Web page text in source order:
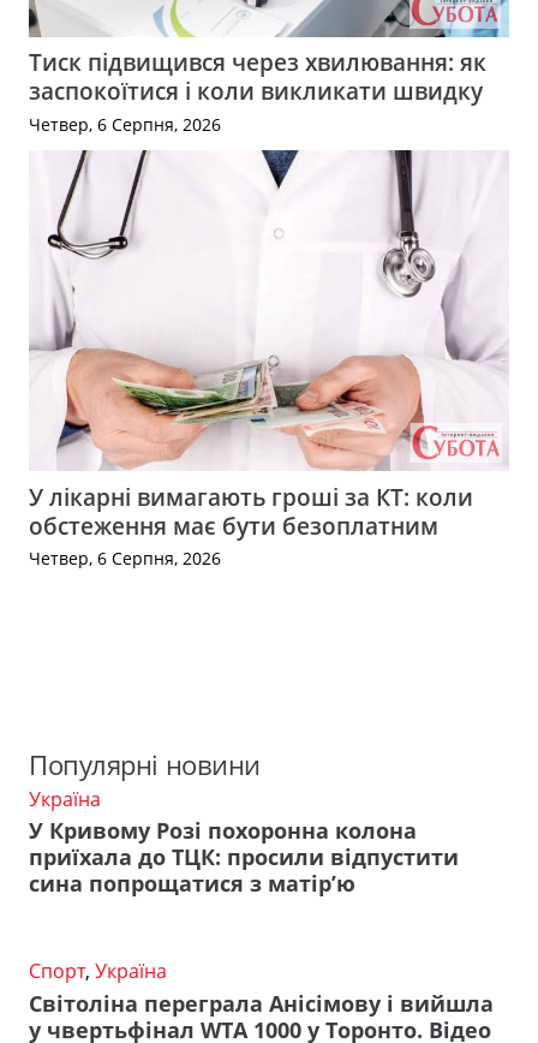
Тиск підвищився через хвилювання: як
заспокоїтися і коли викликати швидку
Четвер, 6 Серпня, 2026
У лікарні вимагають гроші за КТ: коли
обстеження має бути безоплатним
Четвер, 6 Серпня, 2026
Популярні новини
Україна
У Кривому Розі похоронна колона
приїхала до ТЦК: просили відпустити
сина попрощатися з матір’ю
Спорт, Україна
Світоліна переграла Анісімову і вийшла
у чвертьфінал WTA 1000 у Торонто. Відео